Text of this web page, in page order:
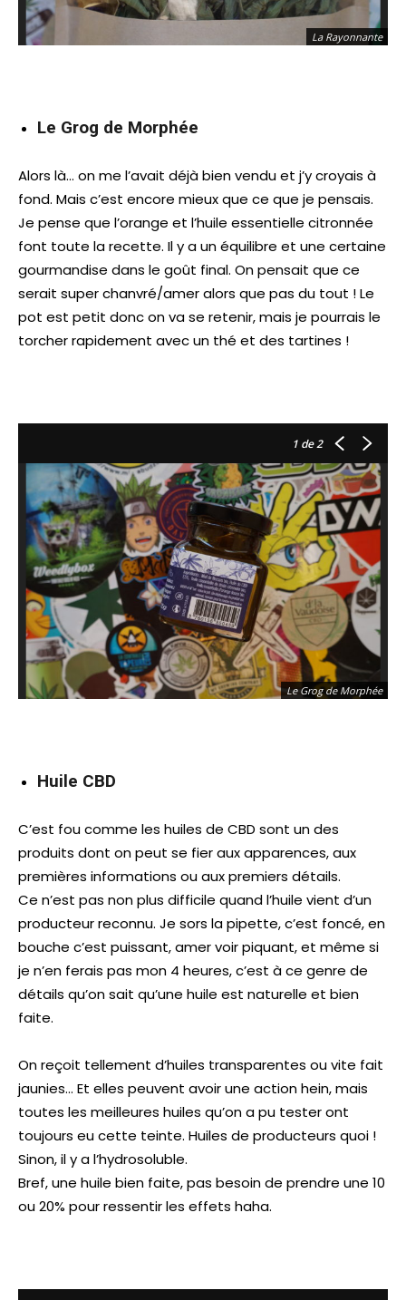
La Rayonnante
Le Grog de Morphée
Alors là… on me l’avait déjà bien vendu et j’y croyais à
fond. Mais c’est encore mieux que ce que je pensais.
Je pense que l’orange et l’huile essentielle citronnée
font toute la recette. Il y a un équilibre et une certaine
gourmandise dans le goût final. On pensait que ce
serait super chanvré/amer alors que pas du tout ! Le
pot est petit donc on va se retenir, mais je pourrais le
torcher rapidement avec un thé et des tartines !
1 de 2
Le Grog de Morphée
Huile CBD
C’est fou comme les huiles de CBD sont un des
produits dont on peut se fier aux apparences, aux
premières informations ou aux premiers détails.
Ce n’est pas non plus difficile quand l’huile vient d’un
producteur reconnu. Je sors la pipette, c’est foncé, en
bouche c’est puissant, amer voir piquant, et même si
je n’en ferais pas mon 4 heures, c’est à ce genre de
détails qu’on sait qu’une huile est naturelle et bien
faite.
On reçoit tellement d’huiles transparentes ou vite fait
jaunies… Et elles peuvent avoir une action hein, mais
toutes les meilleures huiles qu’on a pu tester ont
toujours eu cette teinte. Huiles de producteurs quoi !
Sinon, il y a l’hydrosoluble.
Bref, une huile bien faite, pas besoin de prendre une 10
ou 20% pour ressentir les effets haha.